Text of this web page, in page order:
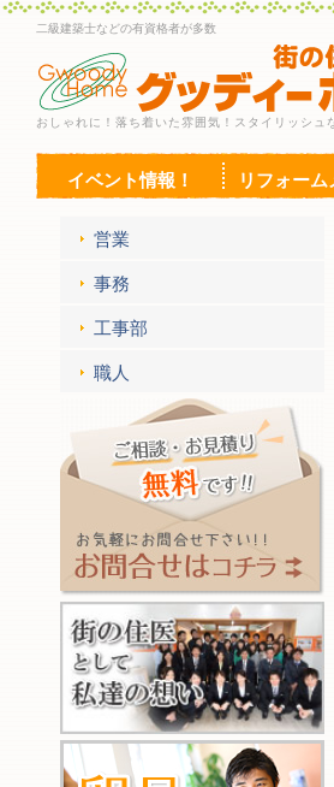
二級建築士などの有資格者が多数
おしゃれに！落ち着いた雰囲気！スタイリッシュ
イベント情報！ リフォーム
営業
事務
工事部
職人